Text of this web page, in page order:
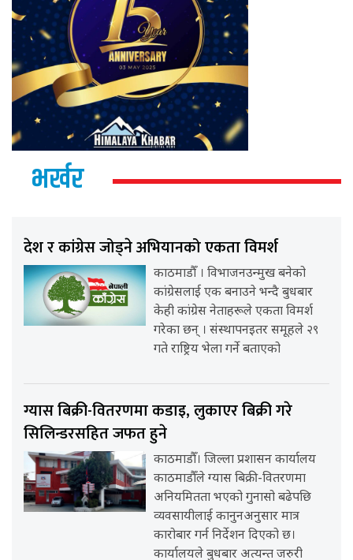
भर्खर
देश र कांग्रेस जोड्ने अभियानको एकता विमर्श
काठमाडौँ । विभाजनउन्मुख बनेको
कांग्रेसलाई एक बनाउने भन्दै बुधबार
केही कांग्रेस नेताहरूले एकता विमर्श
गरेका छन् । संस्थापनइतर समूहले २९
गते राष्ट्रिय भेला गर्ने बताएको
ग्यास बिक्री-वितरणमा कडाइ, लुकाएर बिक्री गरे
सिलिन्डरसहित जफत हुने
काठमाडौँ। जिल्ला प्रशासन कार्यालय
काठमाडौँले ग्यास बिक्री-वितरणमा
अनियमितता भएको गुनासो बढेपछि
व्यवसायीलाई कानुनअनुसार मात्र
कारोबार गर्न निर्देशन दिएको छ।
कार्यालयले बुधबार अत्यन्त जरुरी